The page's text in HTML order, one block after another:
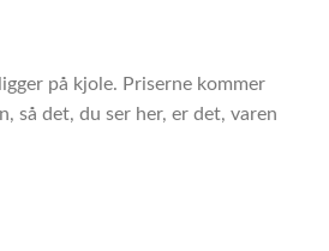
på kjole. Priserne kommer
så det, du ser her, er det, varen